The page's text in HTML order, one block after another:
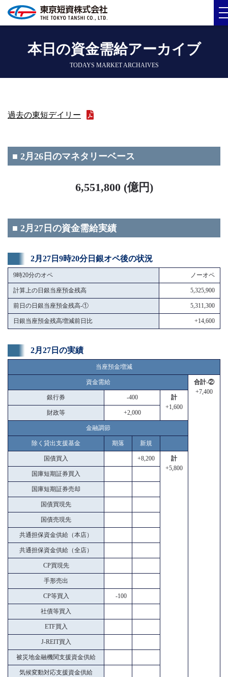
本日の資金需給アーカイブ
TODAYS MARKET ARCHAIVES
過去の東短デイリー
■ 2月26日のマネタリーベース
6,551,800 (億円)
■ 2月27日の資金需給実績
2月27日9時20分日銀オペ後の状況
9時20分のオペ ノーオペ
計算上の日銀当座預金残高 5,325,900
前日の日銀当座預金残高-① 5,311,300
日銀当座預金残高増減前日比 +14,600
2月27日の実績
当座預金増減
資金需給
合計-②
+7,400
銀行券 -400
計
+1,600
財政等 +2,000
金融調節
除く貸出支援基金 期落 新規
国債買入 +8,200
計
+5,800
国庫短期証券買入
国庫短期証券売却
国債買現先
国債売現先
共通担保資金供給（本店）
共通担保資金供給（全店）
CP買現先
手形売出
CP等買入 -100
社債等買入
ETF買入
J-REIT買入
被災地金融機関支援資金供給
気候変動対応支援資金供給